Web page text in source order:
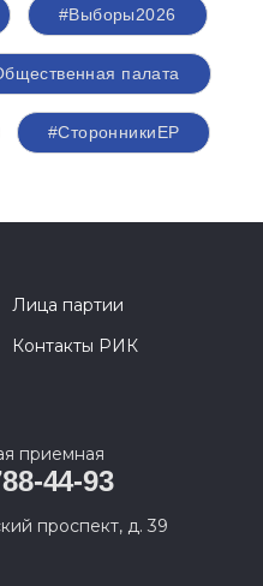
#Выборы2026
палата
#СторонникиЕР
Лица партии
Контакты РИК
приемная
44-93
проспект, д. 39